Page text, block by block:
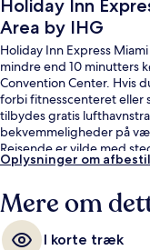
Holiday Inn
Area by IHG
Holiday Inn Express
mindre end 10 minutters
Convention Center. Hvis
forbi fitnesscenteret eller
tilbydes gratis
bekvemmeligheder på
Rejsende er vilde med
til lufthavnen.
Oplysninger om
Mere om
I korte træk